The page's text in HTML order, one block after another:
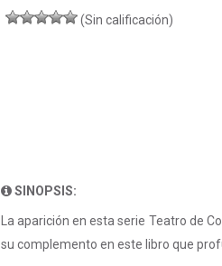
(Sin calificación)
SINOPSIS:
La aparición en esta serie Teatro de
su complemento en este libro que